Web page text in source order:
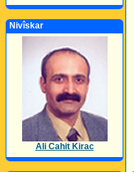
Nivîskar
Ali Cahit Kirac